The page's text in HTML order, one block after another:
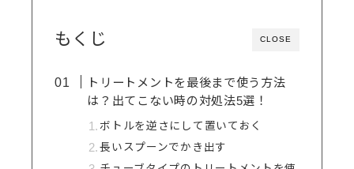
CLOSE
もくじ
トリートメントを最後まで使う方法
は？出てこない時の対処法5選！
ボトルを逆さにして置いておく
長いスプーンでかき出す